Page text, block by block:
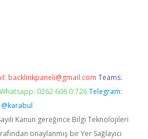
backlinkpaneli@gmail.com Teams:
Whatsapp: 0262 606 0 726 Telegram:
@karabul
Kanun gereğince Bilgi Teknolojileri
onaylanmış bir Yer Sağlayıcı